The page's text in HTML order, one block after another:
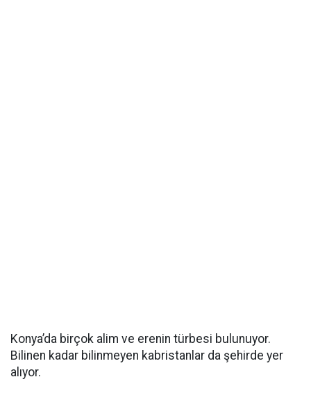
Konya’da birçok alim ve erenin türbesi bulunuyor.
Bilinen kadar bilinmeyen kabristanlar da şehirde yer
alıyor.